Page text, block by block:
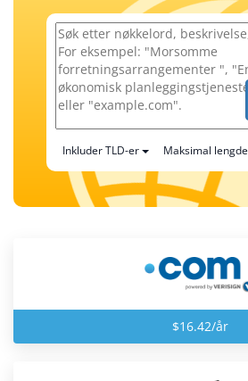
Inkluder TLD-er Maksimal lengde
$16.42/år